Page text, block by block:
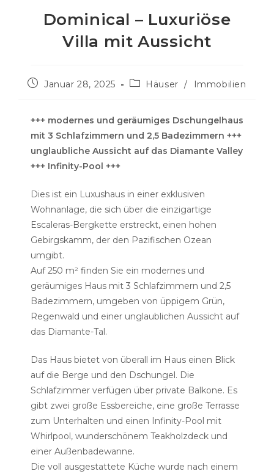
Dominical – Luxuriöse
Villa mit Aussicht
BeitragJanuar 28, 2025
Beitrags-
Häuser / Immobilien
+++ modernes und geräumiges Dschungelhaus
mit 3 Schlafzimmern und 2,5 Badezimmern +++
unglaubliche Aussicht auf das Diamante Valley
+++ Infinity-Pool +++
Dies ist ein Luxushaus in einer exklusiven
Wohnanlage, die sich über die einzigartige
Escaleras-Bergkette erstreckt, einen hohen
Gebirgskamm, der den Pazifischen Ozean
umgibt.
Auf 250 m² finden Sie ein modernes und
geräumiges Haus mit 3 Schlafzimmern und 2,5
Badezimmern, umgeben von üppigem Grün,
Regenwald und einer unglaublichen Aussicht auf
das Diamante-Tal.
Das Haus bietet von überall im Haus einen Blick
auf die Berge und den Dschungel. Die
Schlafzimmer verfügen über private Balkone. Es
gibt zwei große Essbereiche, eine große Terrasse
zum Unterhalten und einen Infinity-Pool mit
Whirlpool, wunderschönem Teakholzdeck und
einer Außenbadewanne.
Die voll ausgestattete Küche wurde nach einem